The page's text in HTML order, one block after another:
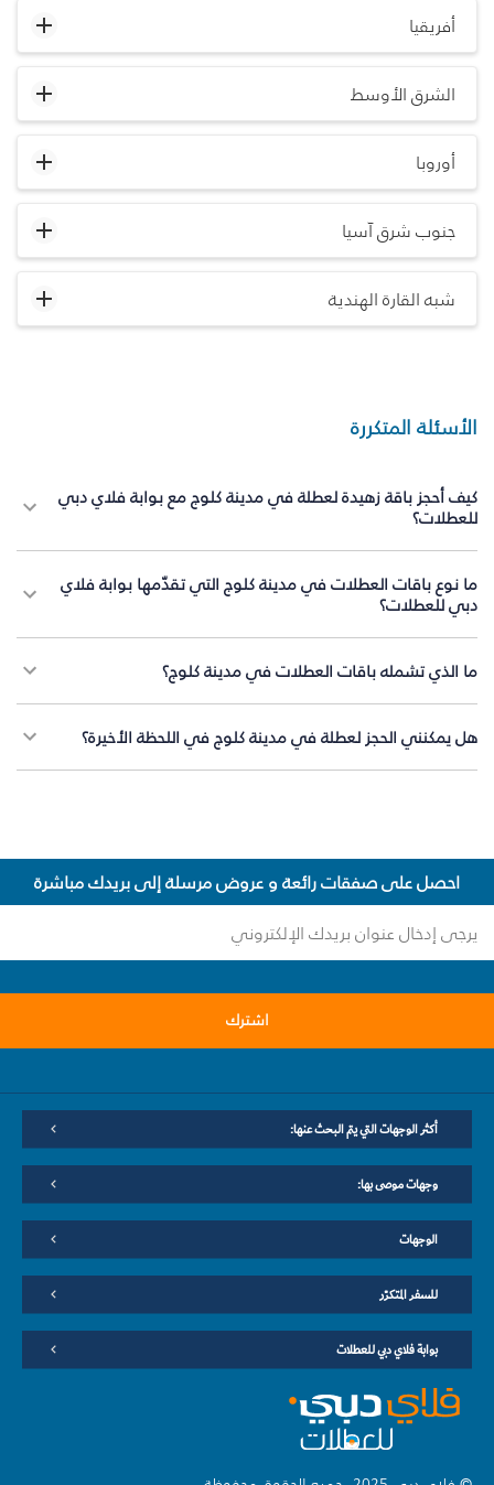
أفريقيا
الشرق الأوسط
أوروبا
جنوب شرق آسيا
شبه القارة الهندية
الأسئلة المتكررة
كيف أحجز باقة زهيدة لعطلة في مدينة كلوج مع بوابة فلاي دبي
للعطلات؟
ما نوع باقات العطلات في مدينة كلوج التي تقدّمها بوابة فلاي
دبي للعطلات؟
ما الذي تشمله باقات العطلات في مدينة كلوج؟
هل يمكنني الحجز لعطلة في مدينة كلوج في اللحظة الأخيرة؟
احصل على صفقات رائعة و عروض مرسلة إلى بريدك مباشرة
اشترك
أكثر الوجهات التي يتم البحث عنها:
وجهات موصى بها:
الوجهات
للسفر المتكرّر
بوابة فلاي دبي للعطلات